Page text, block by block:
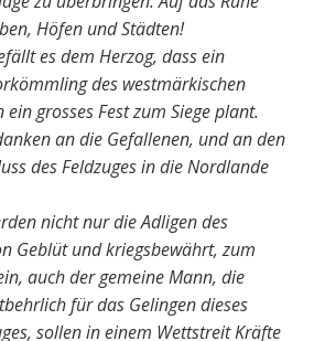
Höfen und Städten!
es dem Herzog, dass ein
des westmärkischen
grosses Fest zum Siege plant.
an die Gefallenen, und an den
des Feldzuges in die Nordlande
nicht nur die Adligen des
Geblüt und kriegsbewährt, zum
auch der gemeine Mann, die
für das Gelingen dieses
sollen in einem Wettstreit Kräfte